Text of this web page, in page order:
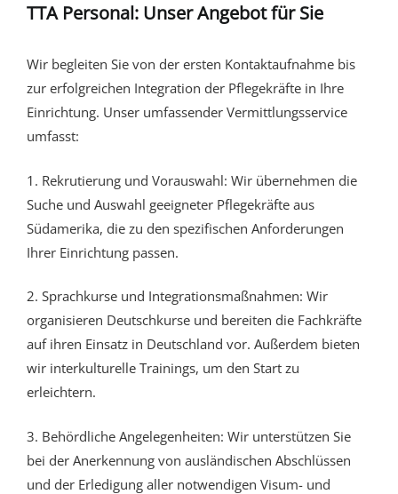
TTA Personal: Unser Angebot für Sie
Wir begleiten Sie von der ersten Kontaktaufnahme bis
zur erfolgreichen Integration der Pflegekräfte in Ihre
Einrichtung. Unser umfassender Vermittlungsservice
umfasst:
1. Rekrutierung und Vorauswahl: Wir übernehmen die
Suche und Auswahl geeigneter Pflegekräfte aus
Südamerika, die zu den spezifischen Anforderungen
Ihrer Einrichtung passen.
2. Sprachkurse und Integrationsmaßnahmen: Wir
organisieren Deutschkurse und bereiten die Fachkräfte
auf ihren Einsatz in Deutschland vor. Außerdem bieten
wir interkulturelle Trainings, um den Start zu
erleichtern.
3. Behördliche Angelegenheiten: Wir unterstützen Sie
bei der Anerkennung von ausländischen Abschlüssen
und der Erledigung aller notwendigen Visum- und